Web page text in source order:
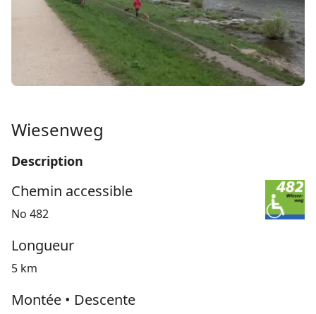
Wiesenweg
Description
Chemin accessible
No 482
Longueur
5 km
Montée • Descente